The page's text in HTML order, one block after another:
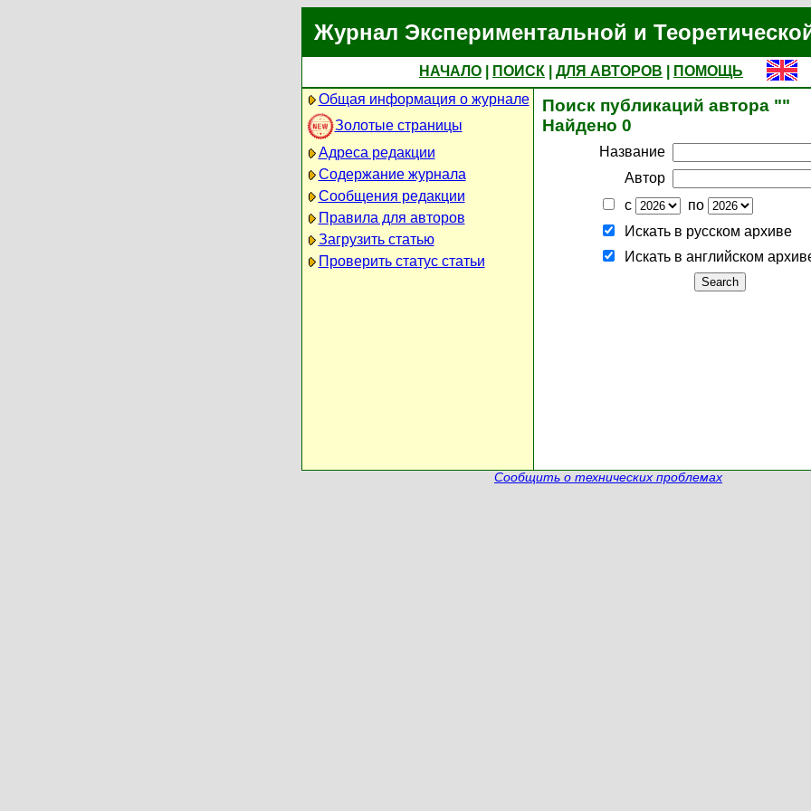
Журнал Экспериментальной и
НАЧАЛО ПОИСК ДЛЯ АВТОРОВ
ПОМОЩЬ
Общая информация о журнале
Золотые страницы
Адреса редакции
Содержание журнала
Сообщения редакции
Правила для авторов
Загрузить статью
Проверить статус статьи
Поиск публикаций автора ""
Найдено 0
Название
Автор
с
по
Искать в русском архиве
Искать в английском
Сообщить о технических проблемах